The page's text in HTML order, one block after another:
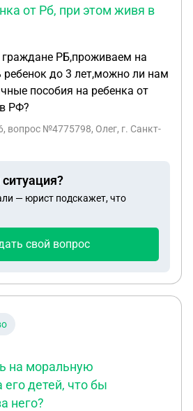
от Рб, при этом живя в
РБ,проживаем на
ребенок до 3 лет,можно ли нам
пособия на ребенка от
РФ?
, вопрос №4775798, Олег, г. Санкт-
— юрист подскажет, что
свой вопрос
на моральную
детей, что бы
него?